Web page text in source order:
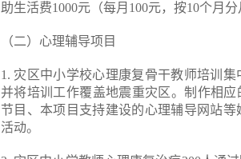
助生活费1000元（每月100元，按10个月分
（二）心理辅导项目
1. 灾区中小学校心理康复骨干教师培训集
并将培训工作覆盖地震重灾区。制作相
节目、本项目支持建设的心理辅导网站
活动。